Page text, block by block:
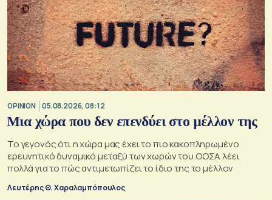
OPINION 05.08.2026, 08:12
Μια χώρα που δεν επενδύει στο μέλλον της
Το γεγονός ότι η χώρα μας έχει το πιο κακοπληρωμένο
ερευνητικό δυναμικό μεταξύ των χωρών του ΟΟΣΑ λέει
πολλά για το πώς αντιμετωπίζει το ίδιο της το μέλλον
Λευτέρης Θ. Χαραλαμπόπουλος